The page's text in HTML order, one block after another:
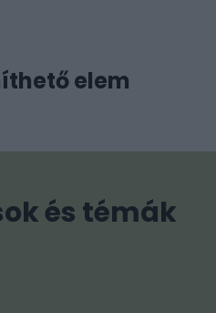
elem
és témák